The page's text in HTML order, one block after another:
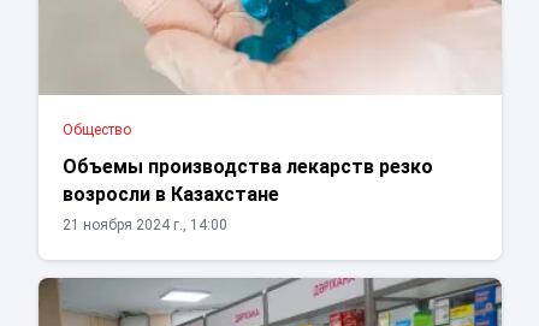
Общество
Объемы производства лекарств резко
возросли в Казахстане
21 ноября 2024 г., 14:00